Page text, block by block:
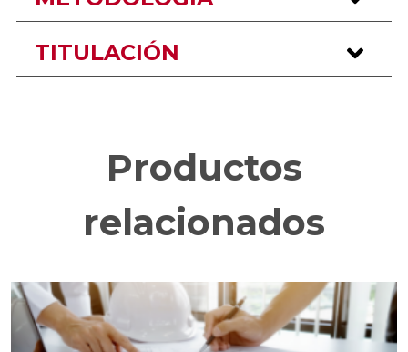
TITULACIÓN
Productos
relacionados